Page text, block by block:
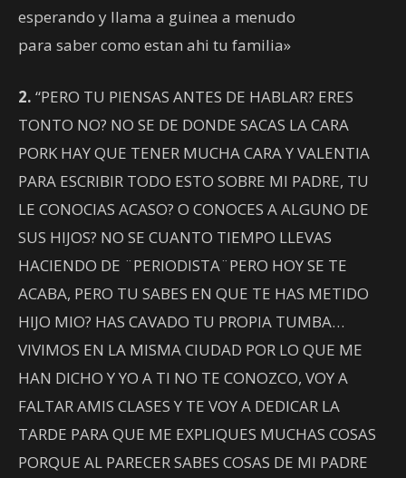
esperando y llama a guinea a menudo
para saber como estan ahi tu familia»
2. “PERO TU PIENSAS ANTES DE HABLAR? ERES
TONTO NO? NO SE DE DONDE SACAS LA CARA
PORK HAY QUE TENER MUCHA CARA Y VALENTIA
PARA ESCRIBIR TODO ESTO SOBRE MI PADRE, TU
LE CONOCIAS ACASO? O CONOCES A ALGUNO DE
SUS HIJOS? NO SE CUANTO TIEMPO LLEVAS
HACIENDO DE ¨PERIODISTA¨PERO HOY SE TE
ACABA, PERO TU SABES EN QUE TE HAS METIDO
HIJO MIO? HAS CAVADO TU PROPIA TUMBA…
VIVIMOS EN LA MISMA CIUDAD POR LO QUE ME
HAN DICHO Y YO A TI NO TE CONOZCO, VOY A
FALTAR AMIS CLASES Y TE VOY A DEDICAR LA
TARDE PARA QUE ME EXPLIQUES MUCHAS COSAS
PORQUE AL PARECER SABES COSAS DE MI PADRE